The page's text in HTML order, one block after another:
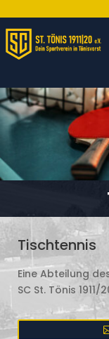
Tischtennis
Eine Abteilung
SC St. Tönis 1911/